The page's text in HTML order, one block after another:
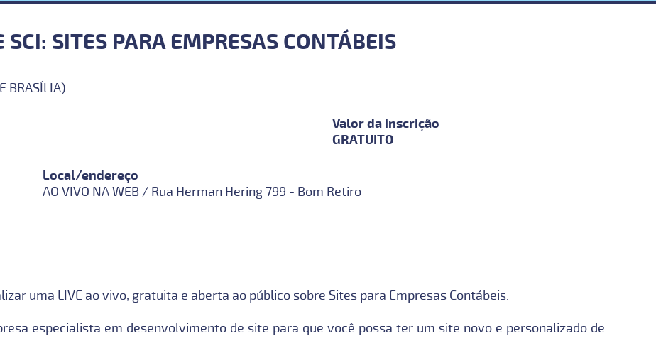
SCI: SITES PARA EMPRESAS CONTÁBEIS
BRASÍLIA)
Valor da inscrição
GRATUITO
Local/endereço
AO VIVO NA WEB / Rua Herman Hering 799 - Bom Retiro
uma LIVE ao vivo, gratuita e aberta ao público sobre Sites para Empresas Contábeis.
especialista em desenvolvimento de site para que você possa ter um site novo e personalizado de